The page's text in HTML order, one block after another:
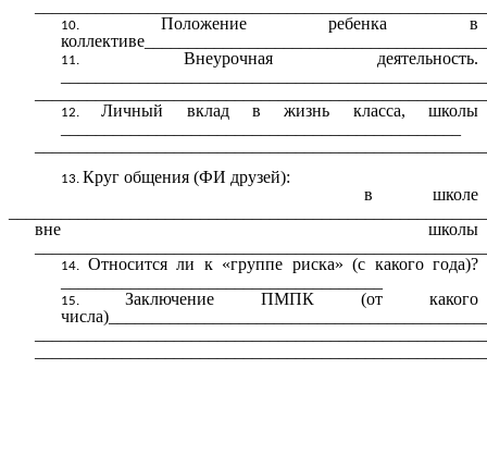
Положение ребенка в
Внеурочная деятельность.
Личный вклад в жизнь класса, школы
Круг общения (ФИ друзей):
в школе
вне школы
Относится ли к «группе риска» (с какого года)?
Заключение ПМПК (от какого